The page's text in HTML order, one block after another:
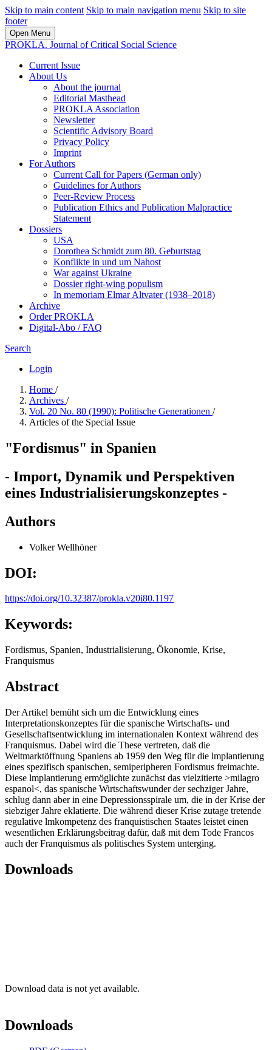
Skip to main content Skip to main navigation menu Skip to site
footer
Open Menu
PROKLA. Journal of Critical Social Science
Current Issue
About Us
About the journal
Editorial Masthead
PROKLA Association
Newsletter
Scientific Advisory Board
Privacy Policy
Imprint
For Authors
Current Call for Papers (German only)
Guidelines for Authors
Peer-Review Process
Publication Ethics and Publication Malpractice
Statement
Dossiers
USA
Dorothea Schmidt zum 80. Geburtstag
Konflikte in und um Nahost
War against Ukraine
Dossier right-wing populism
In me­mo­ri­am Elmar Altvater (1938–2018)
Archive
Order PROKLA
Digital-Abo / FAQ
Search
Login
Home /
Archives /
Vol. 20 No. 80 (1990): Politische Generationen /
Articles of the Special Issue
"Fordismus" in Spanien
- Import, Dynamik und Perspektiven
eines Industrialisierungskonzeptes -
Authors
Volker Wellhöner
DOI:
https://doi.org/10.32387/prokla.v20i80.1197
Keywords:
Fordismus, Spanien, Industrialisierung, Ökonomie, Krise,
Franquismus
Abstract
Der Artikel bemüht sich um die Entwicklung eines
Interpretationskonzeptes für die spanische Wirtschafts- und
Gesellschaftsentwicklung im internationalen Kontext während des
Franquismus. Dabei wird die These vertreten, daß die
Weltmarktöffnung Spaniens ab 1959 den Weg für die lmplantierung
eines spezifisch spanischen, semiperipheren Fordismus freimachte.
Diese lmplantierung ermöglichte zunächst das vielzitierte >milagro
espanol<, das spanische Wirtschaftswunder der sechziger Jahre,
schlug dann aber in eine Depressionsspirale um, die in der Krise der
siebziger Jahre eklatierte. Die während dieser Krise zutage tretende
regulative lmkompetenz des franquistischen Staates leistet einen
wesentlichen Erklärungsbeitrag dafür, daß mit dem Tode Francos
auch der Franquismus als politisches System unterging.
Downloads
Download data is not yet available.
Downloads